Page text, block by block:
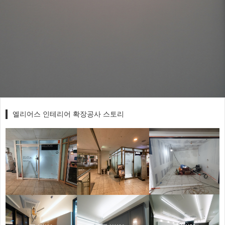
엘리어스 인테리어 확장공사 스토리